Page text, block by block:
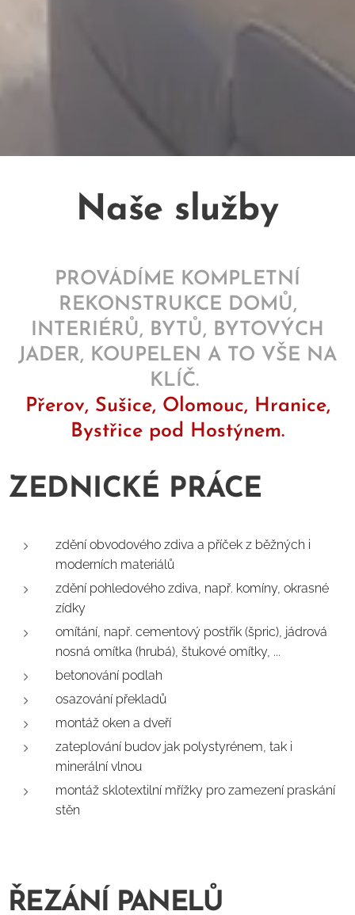
Naše služby
PROVÁDÍME KOMPLETNÍ
REKONSTRUKCE DOMŮ,
INTERIÉRŮ, BYTŮ, BYTOVÝCH
JADER, KOUPELEN A TO VŠE NA
KLÍČ.
Přerov, Sušice, Olomouc, Hranice,
Bystřice pod Hostýnem.
ZEDNICKÉ PRÁCE
zdění obvodového zdiva a příček z běžných i
moderních materiálů
zdění pohledového zdiva, např. komíny, okrasné
zídky
omítání, např. cementový postřik (špric), jádrová
nosná omítka (hrubá), štukové omítky, ...
betonování podlah
osazování překladů
montáž oken a dveří
zateplování budov jak polystyrénem, tak i
minerální vlnou
montáž sklotextilní mřížky pro zamezení praskání
stěn
ŘEZÁNÍ PANELŮ